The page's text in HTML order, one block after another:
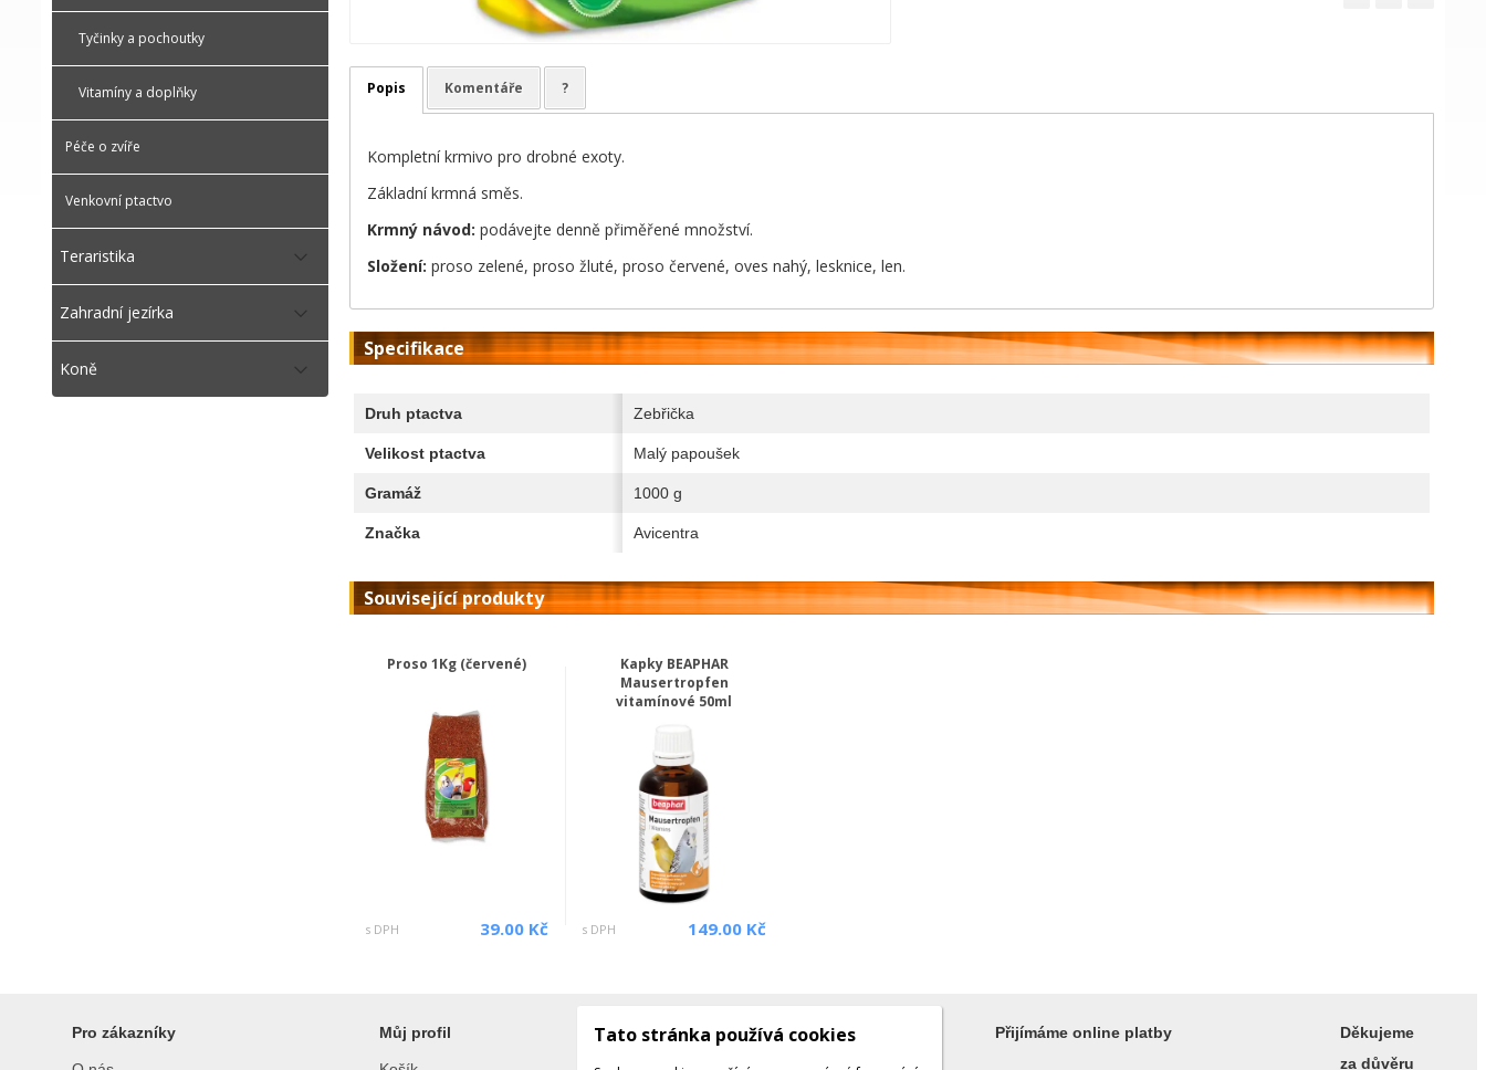
Tyčinky a pochoutky
Vitamíny a doplňky
Péče o zvíře
Venkovní ptactvo
Teraristika
Zahradní jezírka
Koně
Popis Komentáře ?
Kompletní krmivo pro drobné exoty.
Základní krmná směs.
Krmný návod: podávejte denně přiměřené množství.
Složení: proso zelené, proso žluté, proso červené, oves nahý, lesknice, len.
Specifikace
Druh ptactva Zebřička
Velikost ptactva Malý papoušek
Gramáž 1000 g
Značka Avicentra
Související produkty
Proso 1Kg (červené)
s DPH 39.00 Kč
Kapky BEAPHAR
Mausertropfen
vitamínové 50ml
s DPH 149.00 Kč
Pro zákazníky Můj profil Kontakty Přijímáme online platby
Děkujeme
za důvěru
Tato stránka používá cookies